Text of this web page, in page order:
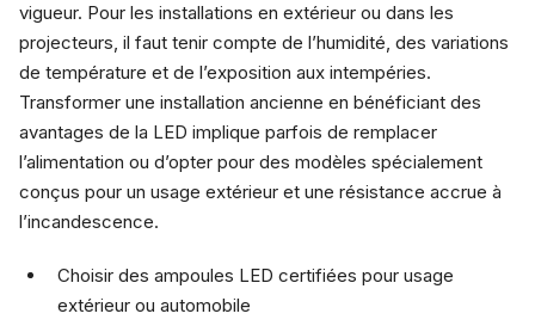
vigueur. Pour les installations en extérieur ou dans les
projecteurs, il faut tenir compte de l’humidité, des variations
de température et de l’exposition aux intempéries.
Transformer une installation ancienne en bénéficiant des
avantages de la LED implique parfois de remplacer
l’alimentation ou d’opter pour des modèles spécialement
conçus pour un usage extérieur et une résistance accrue à
l’incandescence.
Choisir des ampoules LED certifiées pour usage
extérieur ou automobile